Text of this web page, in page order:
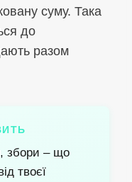
суму. Така
до
разом
збори – що
твоєї